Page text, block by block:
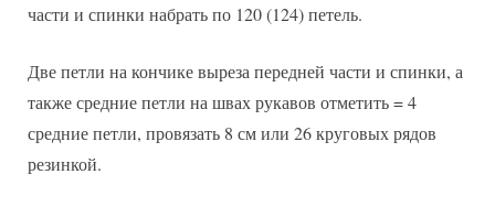
части и спинки набрать по 120 (124) петель.
Две петли на кончике выреза передней части и спинки, а
также средние петли на швах рукавов отметить = 4
средние петли, провязать 8 см или 26 круговых рядов
резинкой.